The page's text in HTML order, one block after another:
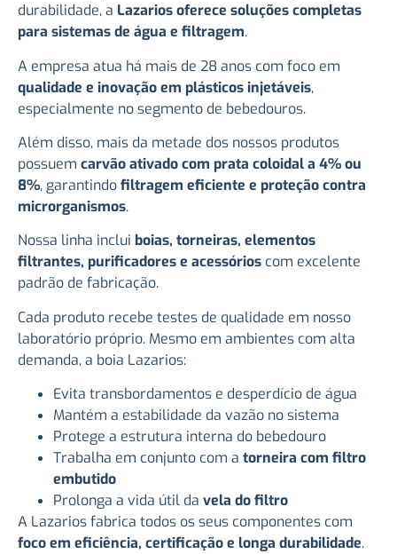
durabilidade, a Lazarios oferece soluções completas
para sistemas de água e filtragem.
A empresa atua há mais de 28 anos com foco em
qualidade e inovação em plásticos injetáveis,
especialmente no segmento de bebedouros.
Além disso, mais da metade dos nossos produtos
possuem carvão ativado com prata coloidal a 4% ou
8%, garantindofiltragem eficiente e proteção contra
microrganismos.
Nossa linha inclui boias, torneiras, elementos
filtrantes, purificadores e acessórios com excelente
padrão de fabricação.
Cada produto recebe testes de qualidade em nosso
laboratório próprio. Mesmo em ambientes com alta
demanda, a boia Lazarios:
Evita transbordamentos e desperdício de água
Mantém a estabilidade da vazão no sistema
Protege a estrutura interna do bebedouro
Trabalha em conjunto com a torneira com filtro
embutido
Prolonga a vida útil da vela do filtro
A Lazarios fabrica todos os seus componentes com
foco em eficiência, certificação e longa durabilidade.